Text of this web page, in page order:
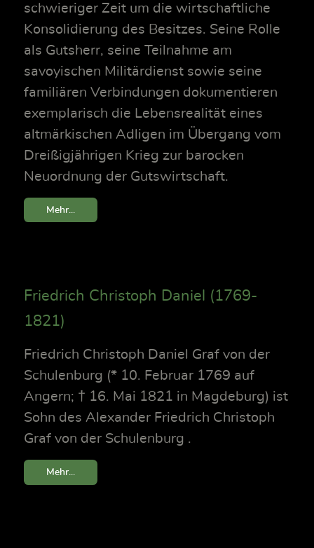
schwieriger Zeit um die wirtschaftliche
Konsolidierung des Besitzes. Seine Rolle
als Gutsherr, seine Teilnahme am
savoyischen Militärdienst sowie seine
familiären Verbindungen dokumentieren
exemplarisch die Lebensrealität eines
altmärkischen Adligen im Übergang vom
Dreißigjährigen Krieg zur barocken
Neuordnung der Gutswirtschaft.
Mehr...
Friedrich Christoph Daniel (1769-
1821)
Friedrich Christoph Daniel Graf von der
Schulenburg (* 10. Februar 1769 auf
Angern; † 16. Mai 1821 in Magdeburg) ist
Sohn des Alexander Friedrich Christoph
Graf von der Schulenburg .
Mehr...